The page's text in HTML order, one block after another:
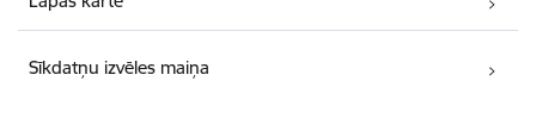
Sīkdatņu izvēles maiņa